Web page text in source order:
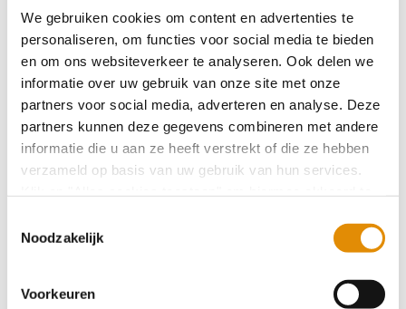
We gebruiken cookies om content en advertenties te
personaliseren, om functies voor social media te bieden
en om ons websiteverkeer te analyseren. Ook delen we
informatie over uw gebruik van onze site met onze
partners voor social media, adverteren en analyse. Deze
partners kunnen deze gegevens combineren met andere
informatie die u aan ze heeft verstrekt of die ze hebben
verzameld op basis van uw gebruik van hun services.
Op onze privacypagina kunt u meer lezen over onze
cookies en via de cookie-instellingen button linksonder op
onze website kan je je toestemming op elk moment
wijzigen.
Noodzakelijk
Voorkeuren
door Laura: Niet zo feestige feestdagen
Sociaal netwerk is cruciaal in een behandeling
Symposium LVB, kijk terug
Werkzoekenden